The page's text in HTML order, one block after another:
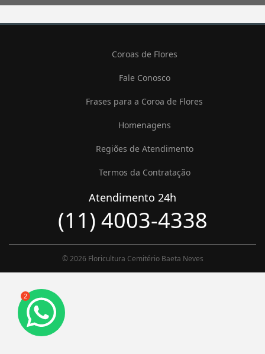
2
Coroas de Flores
Fale Conosco
Frases para a Coroa de Flores
Homenagens
Regiões de Atendimento
Termos da Contratação
Atendimento 24h
(11) 4003-4338
© 2026 Floricultura Cemitério Baeta Neves